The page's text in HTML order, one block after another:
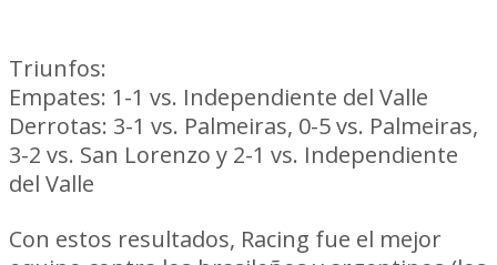
Triunfos:
Empates: 1-1 vs. Independiente del Valle
Derrotas: 3-1 vs. Palmeiras, 0-5 vs. Palmeiras,
3-2 vs. San Lorenzo y 2-1 vs. Independiente
del Valle
Con estos resultados, Racing fue el mejor